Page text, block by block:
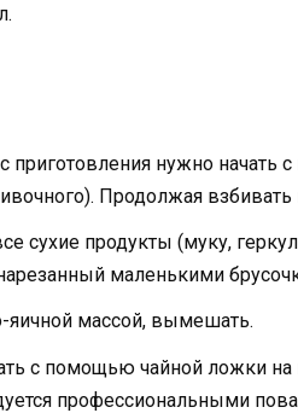
приготовления нужно начать
Продолжая
сухие продукты (муку,
маленькими
яичной массой, вымешать.
с помощью чайной ложки на
профессиональными